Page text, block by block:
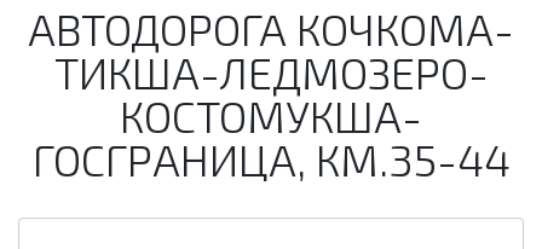
АВТОДОРОГА КОЧКОМА-
ТИКША-ЛЕДМОЗЕРО-
КОСТОМУКША-
ГОСГРАНИЦА, КМ.35-44